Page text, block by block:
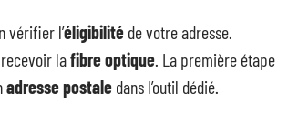
vérifier l’éligibilité de votre adresse.
lafibre optique. La première étape
adresse postale dans l’outil dédié.